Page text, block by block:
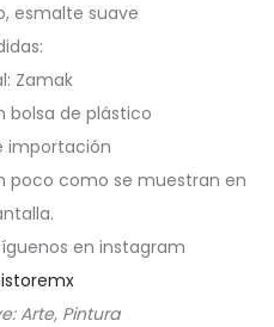
esmalte suave
Zamak
bolsa de plástico
importación
poco como se muestran en
en instagram
Arte, Pintura